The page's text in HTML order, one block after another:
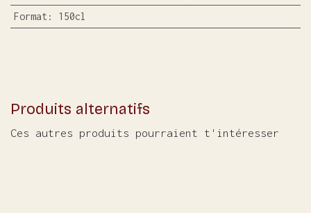
Format : 150cl
Produits alternatifs
Ces autres produits pourraient t'intéresser